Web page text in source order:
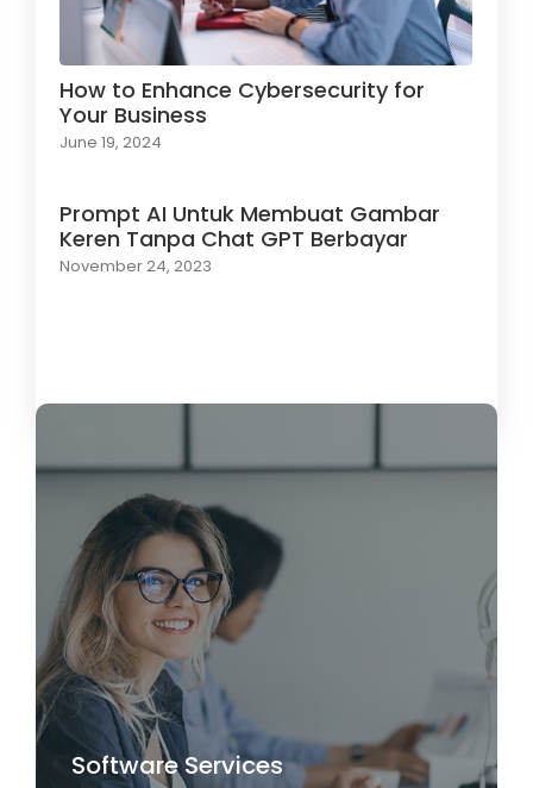
How to Enhance Cybersecurity for
Your Business
June 19, 2024
Prompt AI Untuk Membuat Gambar
Keren Tanpa Chat GPT Berbayar
November 24, 2023
Software Services